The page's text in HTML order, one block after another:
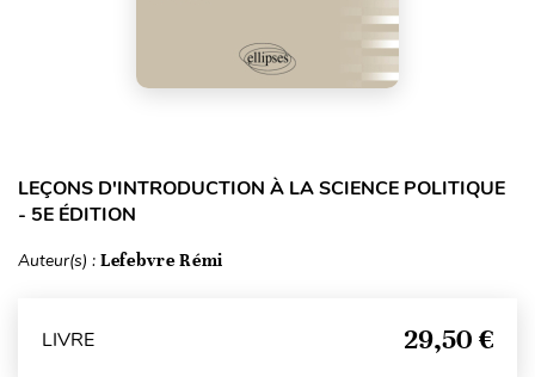
LEÇONS D'INTRODUCTION À LA SCIENCE POLITIQUE
- 5E ÉDITION
Auteur(s) : Lefebvre Rémi
LIVRE 29,50 €